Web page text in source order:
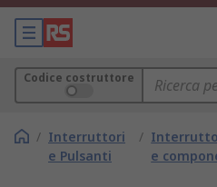
Codice costruttore
/ Interruttori
e Pulsanti
/
e